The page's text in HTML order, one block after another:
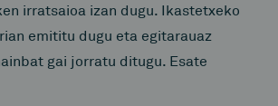
irratsaioa izan dugu. Ikastetxeko
emititu dugu eta egitarauaz
gai jorratu ditugu. Esate